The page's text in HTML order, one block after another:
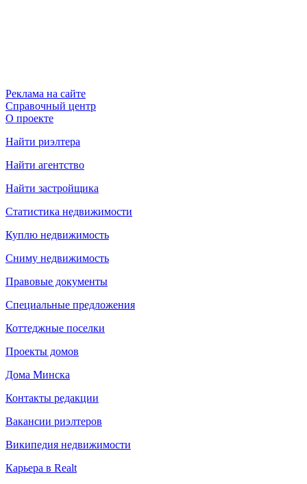
Реклама на сайте
Справочный центр
О проекте
Найти риэлтера
Найти агентство
Найти застройщика
Статистика недвижимости
Куплю недвижимость
Сниму недвижимость
Правовые документы
Специальные предложения
Коттеджные поселки
Проекты домов
Дома Минска
Контакты редакции
Вакансии риэлтеров
Википедия недвижимости
Карьера в Realt